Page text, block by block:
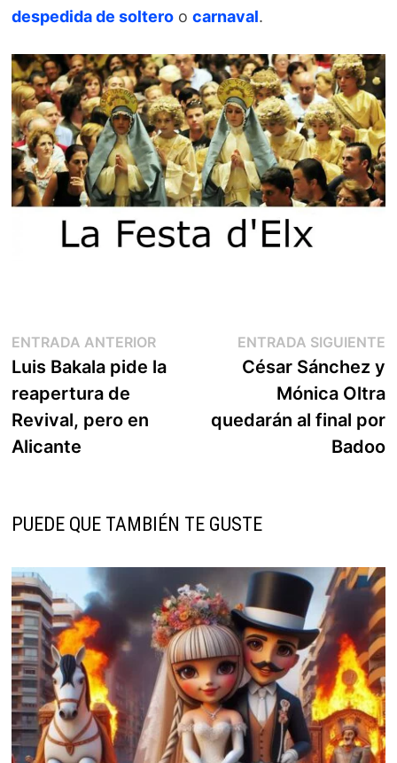
despedida de soltero ocarnaval.
Navegación
de
entradas
ENTRADA ANTERIOREntrada
anterior:
Luis Bakala pide la
reapertura de
Revival, pero en
Alicante
ENTRADA SIGUIENTE
César Sánchez y
Mónica Oltra
quedarán al final por
Badoo
PUEDE QUE TAMBIÉN TE GUSTE